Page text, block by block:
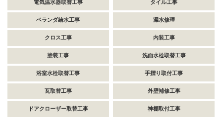
電気温水器取替工事 タイル工事
ベランダ給水工事 漏水修理
クロス工事 内装工事
塗装工事 洗面水栓取替工事
浴室水栓取替工事 手摺り取付工事
瓦取替工事 外壁補修工事
ドアクローザー取替工事 神棚取付工事